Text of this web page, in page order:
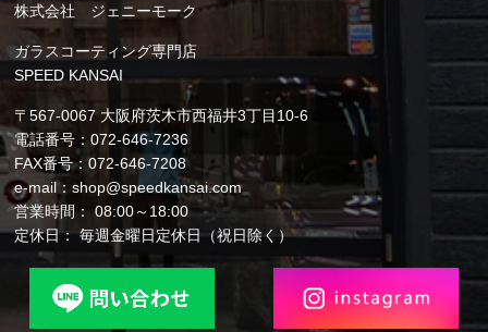
株式会社 ジェニーモーク
ガラスコーティング専門店
SPEED KANSAI
〒567-0067 大阪府茨木市西福井3丁目10-6
電話番号：072-646-7236
FAX番号：072-646-7208
e-mail：shop@speedkansai.com
営業時間： 08:00～18:00
定休日： 毎週金曜日定休日（祝日除く）